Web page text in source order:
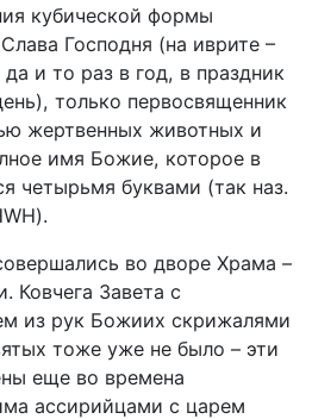
кубической формы
Господня (на иврите –
и то раз в год, в праздник
только первосвященник
жертвенных животных и
имя Божие, которое в
четырьмя буквами (так наз.
).
во дворе Храма –
Ковчега Завета с
из рук Божиих скрижалями
тоже уже не было – эти
еще во времена
ассирийцами с царем